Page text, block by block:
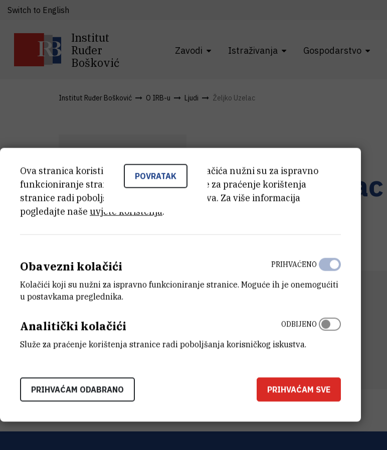
Institut
Ruđer
Bošković
Zavodi Istraživanja Gospodarstvo
Switch to English
Institut Ruđer Bošković O IRB-u Ljudi Željko Uzelac
U ŽeljkoUzelac
E-MAIL
Zeljko.Uzelac@irb.hr
TELEFON
+385 1 457 1387
ZAVOD
Bijenička 54
HR-10000 Zagreb
POVRATAK
Ova stranica koristi kolačiće. Neki od tih kolačića nužni su za ispravno
funkcioniranje stranice, dok se drugi koriste za praćenje korištenja
stranice radi poboljšanja korisničkog iskustva. Za više informacija
pogledajte naše uvjete korištenja.
Obavezni kolačići
Kolačići koji su nužni za ispravno funkcioniranje stranice. Moguće ih je onemogućiti
u postavkama preglednika.
PRIHVAĆENO
Analitički kolačići
Služe za praćenje korištenja stranice radi poboljšanja korisničkog iskustva.
ODBIJENO
PRIHVAĆAM ODABRANO PRIHVAĆAM SVE